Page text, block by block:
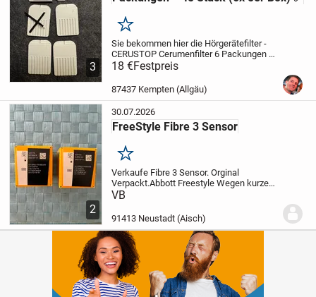
3
Merken
Sie bekommen hier die Hörgerätefilter -
CERUSTOPCerumenfilter 6 Packungen48
Stück - (6x 8er Box)
Cerumenfilter schützt Ihre Hörgeräte vor
eindringenden Partikeln.
empfindliche...
18 €Festpreis
87437 Kempten (Allgäu)
2
30.07.2026
FreeStyle Fibre 3 Sensor
Merken
Verkaufe Fibre 3 Sensor. Orginal
Verpackt.Abbott Freestyle Wegen kurzen
MHD 31,07.2026
VB
91413 Neustadt (Aisch)